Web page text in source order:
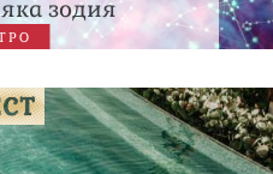
зодия